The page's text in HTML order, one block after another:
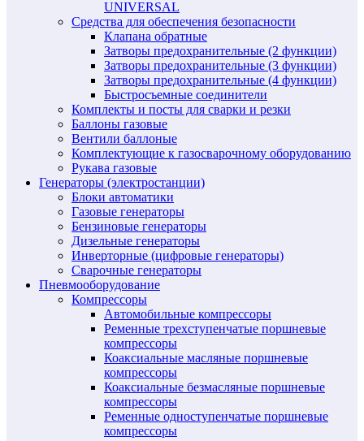
UNIVERSAL
Средства для обеспечения безопасности
Клапана обратные
Затворы предохранительные (2 функции)
Затворы предохранительные (3 функции)
Затворы предохранительные (4 функции)
Быстросъемные соединители
Комплекты и посты для сварки и резки
Баллоны газовые
Вентили баллоные
Комплектующие к газосварочному оборудованию
Рукава газовые
Генераторы (электростанции)
Блоки автоматики
Газовые генераторы
Бензиновые генераторы
Дизельные генераторы
Инверторные (цифровые генераторы)
Сварочные генераторы
Пневмооборудование
Компрессоры
Автомобильные компрессоры
Ременные трехступенчатые поршневые
компрессоры
Коаксиальные масляные поршневые
компрессоры
Коаксиальные безмасляные поршневые
компрессоры
Ременные одноступенчатые поршневые
компрессоры